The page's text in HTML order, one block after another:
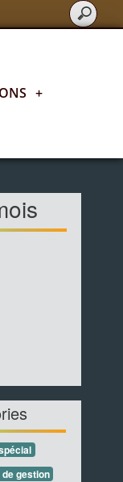
+
gestion